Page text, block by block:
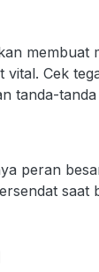
vital. Cek
tanda-tanda
peran
saat